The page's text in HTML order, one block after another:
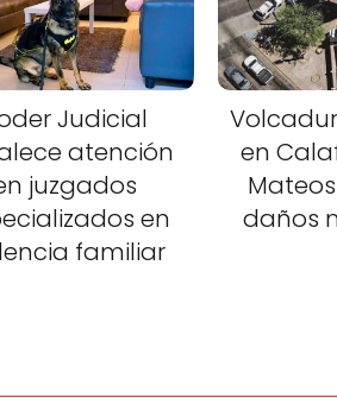
Judicial
atención
juzgados
en
familiar
en
daños